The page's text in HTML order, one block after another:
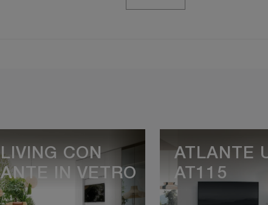
LIVING CON
ANTE IN VETRO
ATLANTE
AT115